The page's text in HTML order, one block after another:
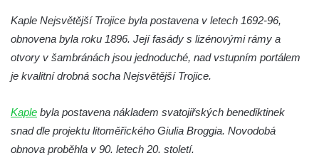
Cyrénský pomáhá Ježíši nést kříž
Křížová cesta Římov – XXI. kaple –
Popravní brána
Křížová cesta Římov – XX. kaple – Svatá
roušky pot z tváře
Křížová cesta Římov – XIX. kaple – Kristus
kříž nesoucí potkává Pannu Marii
Kaple Nejsvětější Trojice byla postavena v letech 1692-96,
obnovena byla roku 1896. Její fasády s lizénovými rámy a
otvory v šambránách jsou jednoduché, nad vstupním portálem
je kvalitní drobná socha Nejsvětější Trojice.
Kaple byla postavena nákladem svatojiřských benediktinek
snad dle projektu litoměřického Giulia Broggia. Novodobá
obnova proběhla v 90. letech 20. století.